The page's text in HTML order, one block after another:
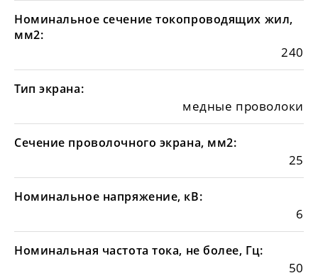
Номинальное сечение токопроводящих жил,
мм2:
240
Тип экрана:
медные проволоки
Сечение проволочного экрана, мм2:
25
Номинальное напряжение, кВ:
6
Номинальная частота тока, не более, Гц:
50